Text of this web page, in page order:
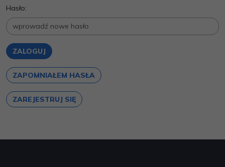
Hasło:
ZAPOMNIAŁEM HASŁA
ZAREJESTRUJ SIĘ